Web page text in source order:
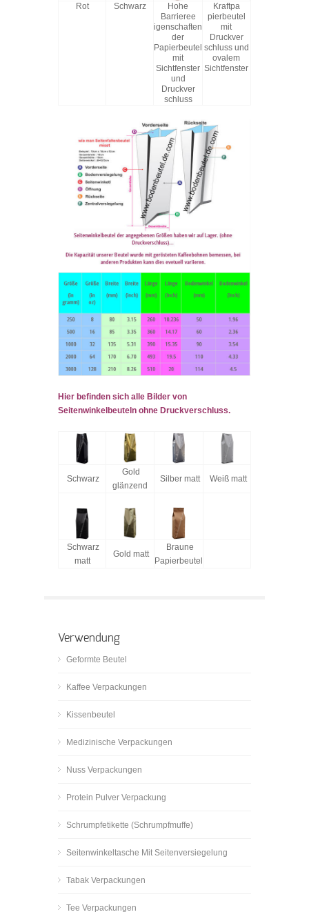
Rot Schwarz
Hohe
Barrieree
igenschaften
der
Papierbeutel
mit
Sichtfenster
und
Druckver
schluss
Kraftpa
pierbeutel
mit
Druckver
schluss und
ovalem
Sichtfenster
Hier befinden sich alle Bilder von
Seitenwinkelbeuteln ohne Druckverschluss.
Schwarz
Gold
glänzend
Silber matt Weiß matt
Schwarz
matt
Gold matt
Braune
Papierbeutel
Verwendung
Geformte Beutel
Kaffee Verpackungen
Kissenbeutel
Medizinische Verpackungen
Nuss Verpackungen
Protein Pulver Verpackung
Schrumpfetikette (Schrumpfmuffe)
Seitenwinkeltasche Mit Seitenversiegelung
Tabak Verpackungen
Tee Verpackungen